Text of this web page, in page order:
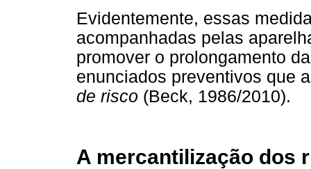
Evidentemente, essas
acompanhadas pelas
promover o prolongamento
enunciados preventivos que
de risco (Beck, 1986/2010).
A mercantilização dos